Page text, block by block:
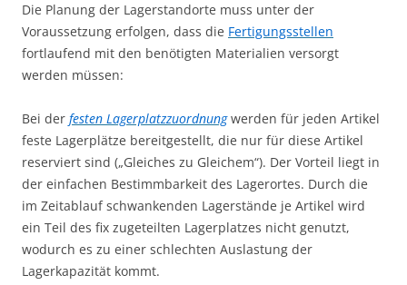
Die Planung der Lagerstandorte muss unter der
Voraussetzung erfolgen, dass die Fertigungsstellen
fortlaufend mit den benötigten Materialien versorgt
werden müssen:
Bei der festen Lagerplatzzuordnungwerden für jeden Artikel
feste Lagerplätze bereitgestellt, die nur für diese Artikel
reserviert sind („Gleiches zu Gleichem“). Der Vorteil liegt in
der einfachen Bestimmbarkeit des Lagerortes. Durch die
im Zeitablauf schwankenden Lagerstände je Artikel wird
ein Teil des fix zugeteilten Lagerplatzes nicht genutzt,
wodurch es zu einer schlechten Auslastung der
Lagerkapazität kommt.